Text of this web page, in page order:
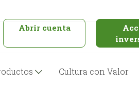
Abrir cuenta
Cultura con Valor